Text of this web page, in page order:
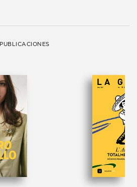
PUBLICACIONES